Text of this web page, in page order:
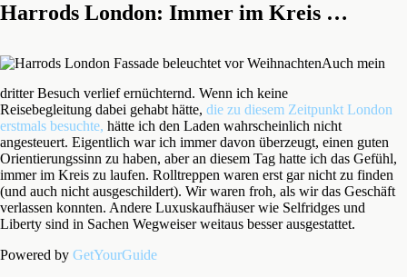
Harrods London: Immer im Kreis …
Auch mein
dritter Besuch verlief ernüchternd. Wenn ich keine
Reisebegleitung dabei gehabt hätte, die zu diesem Zeitpunkt London
erstmals besuchte, hätte ich den Laden wahrscheinlich nicht
angesteuert. Eigentlich war ich immer davon überzeugt, einen guten
Orientierungssinn zu haben, aber an diesem Tag hatte ich das Gefühl,
immer im Kreis zu laufen. Rolltreppen waren erst gar nicht zu finden
(und auch nicht ausgeschildert). Wir waren froh, als wir das Geschäft
verlassen konnten. Andere Luxuskaufhäuser wie Selfridges und
Liberty sind in Sachen Wegweiser weitaus besser ausgestattet.
Powered by GetYourGuide